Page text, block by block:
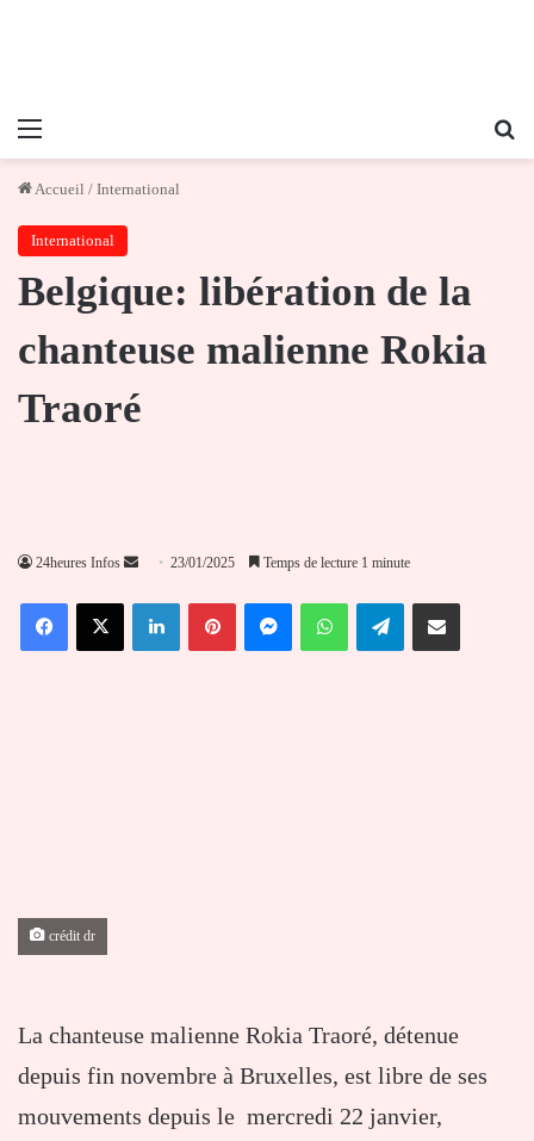
Menu
Accueil / International
International
Belgique: libération de la
chanteuse malienne Rokia
Traoré
24heures Infos
Envoyer
courriel
23/01/2025 Temps de lecture 1 minute
FacebookX LinkedinPinterestMessengerWhatsAppTelegramPartager par email
crédit dr
La chanteuse malienne Rokia Traoré, détenue
depuis fin novembre à Bruxelles, est libre de ses
mouvements depuis le mercredi 22 janvier,